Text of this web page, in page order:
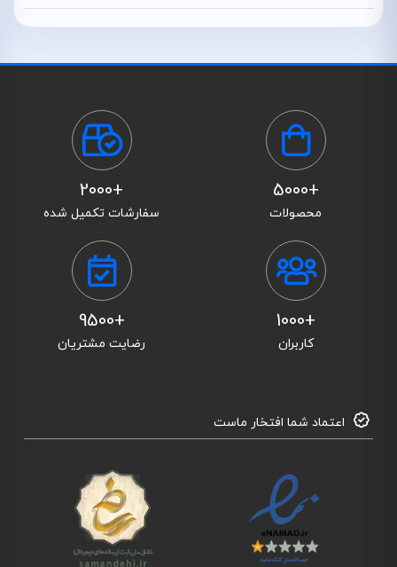
+5000
محصولات
+2000
سفارشات تکمیل شده
+1000
کاربران
+9500
رضایت مشتریان
اعتماد شما افتخار ماست